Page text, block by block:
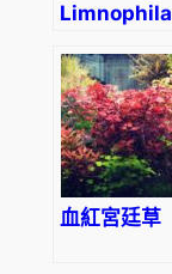
Limnophila
血紅宮廷草